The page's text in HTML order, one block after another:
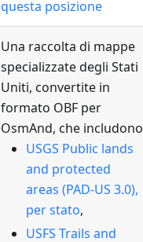
questa posizione
Una raccolta di mappe
specializzate degli Stati
Uniti, convertite in
formato OBF per
OsmAnd, che includono
USGS Public lands
and protected
areas (PAD-US 3.0),
per stato,
USFS Trails and